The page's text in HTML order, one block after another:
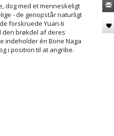
dog med et menneskeligt
- de genopstår naturligt
forskruede Yuan-ti
den brøkdel af deres
indeholder én Bone Naga
i position til at angribe.